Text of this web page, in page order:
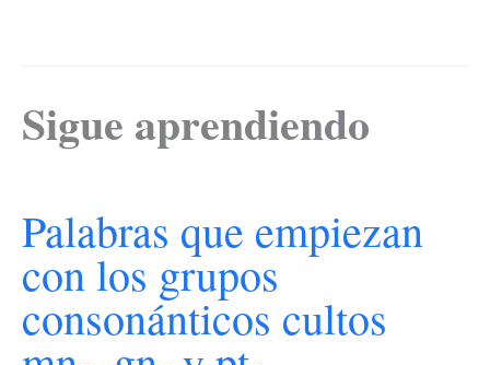
Sigue aprendiendo
Palabras que empiezan
con los grupos
consonánticos cultos